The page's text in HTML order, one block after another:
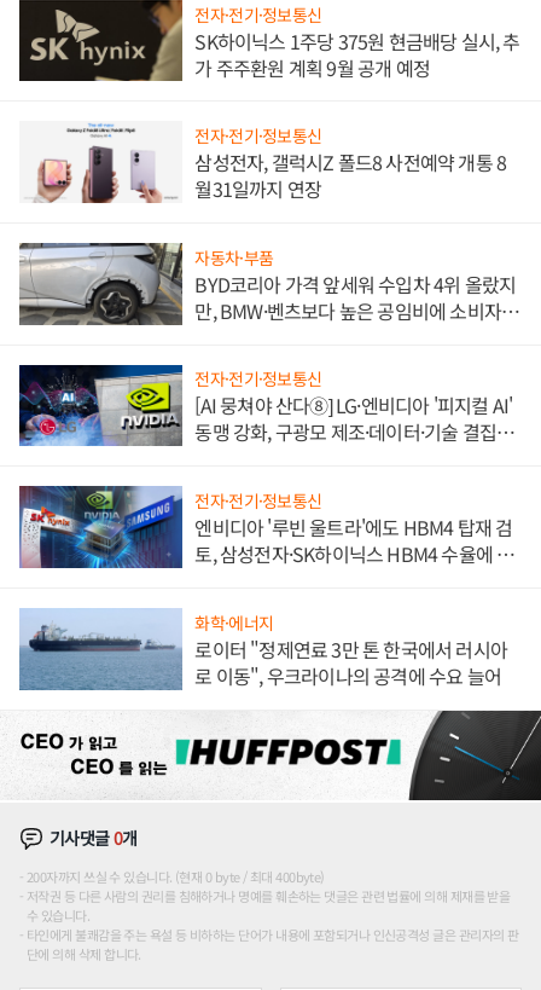
전자·전기·정보통신
SK하이닉스 1주당 375원 현금배당 실시, 추
가 주주환원 계획 9월 공개 예정
전자·전기·정보통신
삼성전자, 갤럭시Z 폴드8 사전예약 개통 8
월31일까지 연장
자동차·부품
BYD코리아 가격 앞세워 수입차 4위 올랐지
만, BMW·벤츠보다 높은 공임비에 소비자
전자·전기·정보통신
[AI 뭉쳐야 산다⑧] LG·엔비디아 '피지컬 AI'
동맹 강화, 구광모 제조·데이터·기술 결집
전자·전기·정보통신
엔비디아 '루빈 울트라'에도 HBM4 탑재 검
토, 삼성전자·SK하이닉스 HBM4 수율에 주
화학·에너지
로이터 "정제연료 3만 톤 한국에서 러시아
로 이동", 우크라이나의 공격에 수요 늘어
기사댓글0개
200자까지 쓰실 수 있습니다. (현재 0 byte / 최대 400byte)
저작권 등 다른 사람의 권리를 침해하거나 명예를 훼손하는 댓글은 관련 법률에 의해 제재를 받을
수 있습니다.
타인에게 불쾌감을 주는 욕설 등 비하하는 단어가 내용에 포함되거나 인신공격성 글은 관리자의 판
단에 의해 삭제 합니다.